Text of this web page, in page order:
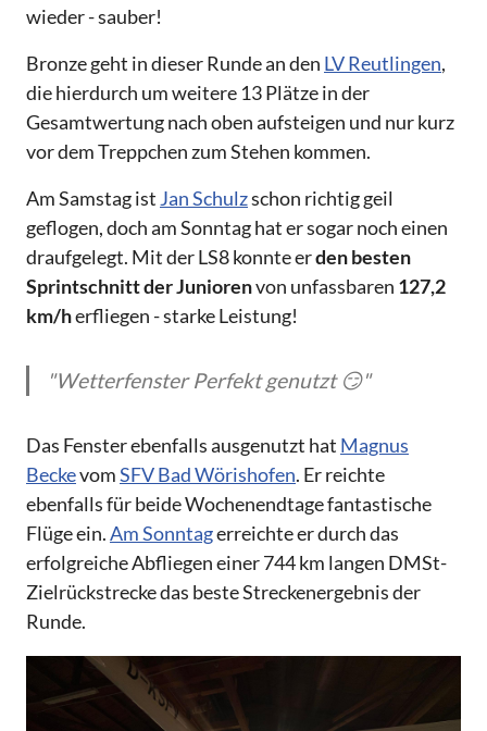
wieder - sauber!
Bronze geht in dieser Runde an den LV Reutlingen,
die hierdurch um weitere 13 Plätze in der
Gesamtwertung nach oben aufsteigen und nur kurz
vor dem Treppchen zum Stehen kommen.
Am Samstag ist Jan Schulzschon richtig geil
geflogen, doch am Sonntag hat er sogar noch einen
draufgelegt. Mit der LS8 konnte erden besten
Sprintschnitt der Juniorenvon unfassbaren 127,2
km/herfliegen - starke Leistung!
"Wetterfenster Perfekt genutzt 😏"
Das Fenster ebenfalls ausgenutzt hat Magnus
BeckevomSFV Bad Wörishofen. Er reichte
ebenfalls für beide Wochenendtage fantastische
Flüge ein.Am Sonntagerreichte er durch das
erfolgreiche Abfliegen einer 744 km langen DMSt-
Zielrückstrecke das beste Streckenergebnis der
Runde.